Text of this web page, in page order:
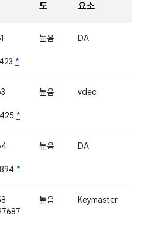
도
요소
*
높음 DA
*
높음 vdec
*
높음 DA
높음 Keymaster